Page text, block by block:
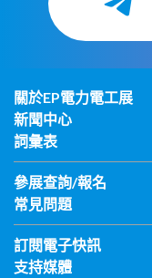
關於EP電力電工展
新聞中心
詞彙表
參展查詢/報名
常見問題
訂閱電子快訊
支持媒體